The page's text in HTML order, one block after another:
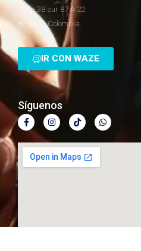
Calle 38 sur 87 A 22
Bogotá - Colombia
IR CON WAZE
Síguenos